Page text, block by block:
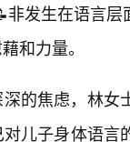
非发生在语言
和力量。
的焦虑，林
儿子身体语